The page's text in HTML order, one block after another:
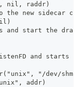
nil, raddr)
the new sidecar
and start the
and starts
"/dev/shm/
addr)